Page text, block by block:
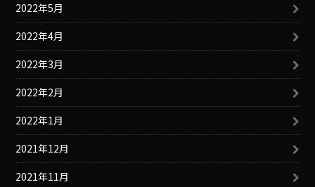
2022年5月
2022年4月
2022年3月
2022年2月
2022年1月
2021年12月
2021年11月